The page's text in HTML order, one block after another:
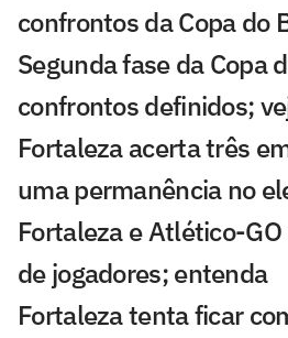
confrontos da Copa do
Segunda fase da Copa
confrontos definidos;
Fortaleza acerta três
uma permanência no
Fortaleza e Atlético-
de jogadores; entenda
Fortaleza tenta ficar